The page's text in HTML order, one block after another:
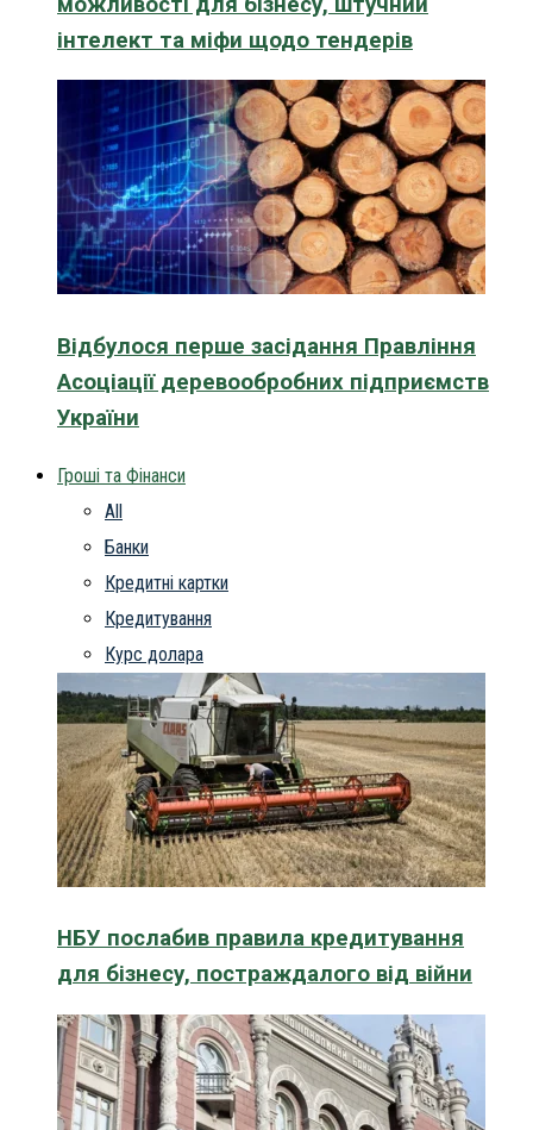
інтелект та міфи щодо тендерів
Відбулося перше засідання Правління
Асоціації деревообробних підприємств
України
Гроші та Фінанси
All
Банки
Кредитні картки
Кредитування
Курс долара
НБУ послабив правила кредитування
для бізнесу, постраждалого від війни